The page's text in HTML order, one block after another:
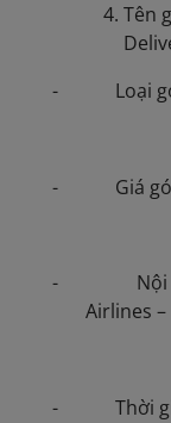
Tên
- Loại gói
- Giá gói
- Nội dung
Airlines
- Thời gian